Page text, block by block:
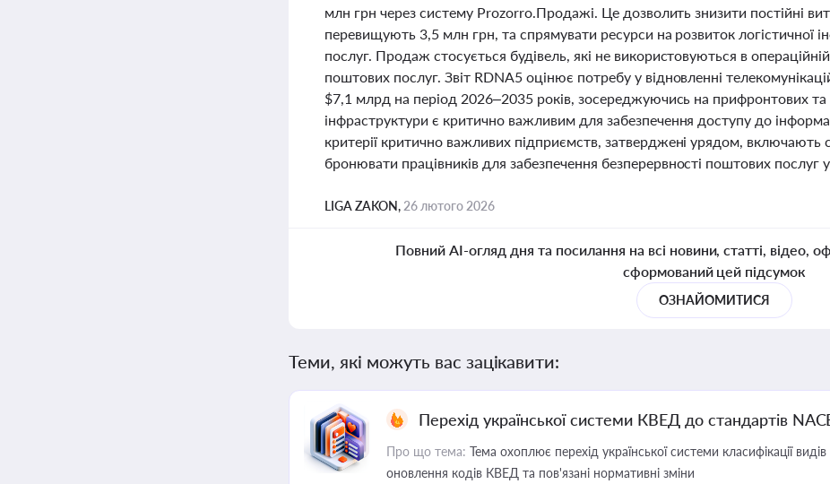
млн грн через систему Prozorro.Продажі. Це дозволить знизити постійні
перевищують 3,5 млн грн, та спрямувати ресурси на розвиток логістичної
послуг. Продаж стосується будівель, які не використовуються в
поштових послуг. Звіт RDNA5 оцінює потребу у відновленні
$7,1 млрд на період 2026–2035 років, зосереджуючись на прифронтових та
інфраструктури є критично важливим для забезпечення доступу до
критерії критично важливих підприємств, затверджені урядом, включають
бронювати працівників для забезпечення безперервності поштових послуг
LIGA ZAKON, 26 лютого 2026
Повний AI-огляд дня та посилання на всі новини, статті, відео,
сформований цей підсумок
ОЗНАЙОМИТИСЯ
Теми, які можуть вас зацікавити:
Перехід української системи КВЕД до стандартів
Про що тема: Тема охоплює перехід української системи класифікації
оновлення кодів КВЕД та пов'язані нормативні зміни